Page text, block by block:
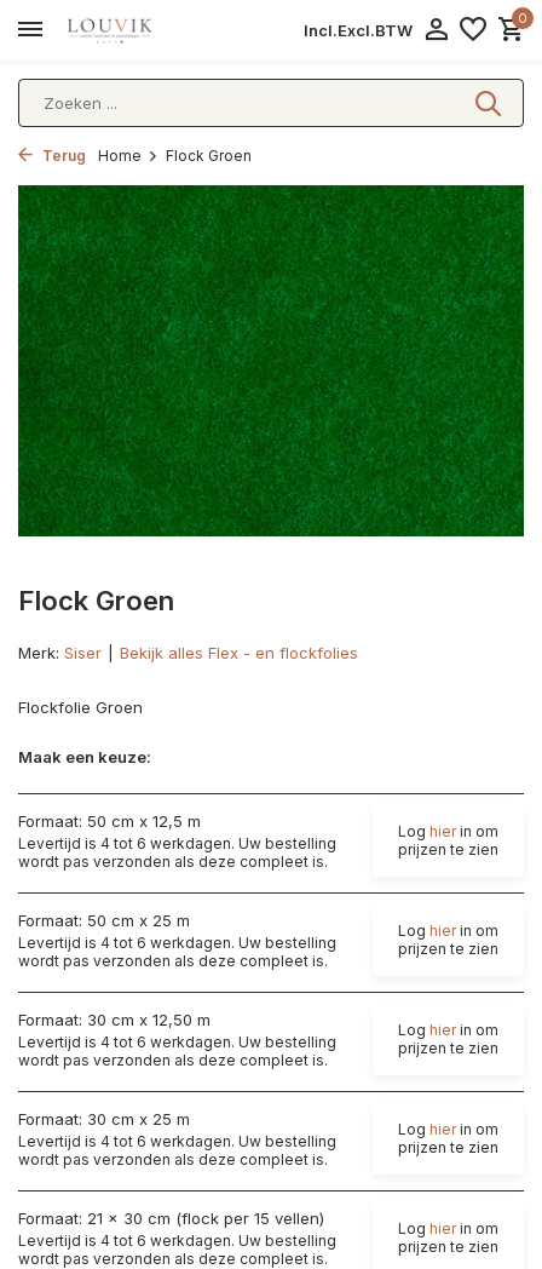
Incl.Excl.BTW
0
Terug Home Flock Groen
Flock Groen
Merk: Siser Bekijk alles Flex - en flockfolies
Flockfolie Groen
Maak een keuze:
Formaat: 50 cm x 12,5 m
Levertijd is 4 tot 6 werkdagen. Uw bestelling
wordt pas verzonden als deze compleet is.
Log hierin om
prijzen te zien
Formaat: 50 cm x 25 m
Levertijd is 4 tot 6 werkdagen. Uw bestelling
wordt pas verzonden als deze compleet is.
Log hierin om
prijzen te zien
Formaat: 30 cm x 12,50 m
Levertijd is 4 tot 6 werkdagen. Uw bestelling
wordt pas verzonden als deze compleet is.
Log hierin om
prijzen te zien
Formaat: 30 cm x 25 m
Levertijd is 4 tot 6 werkdagen. Uw bestelling
wordt pas verzonden als deze compleet is.
Log hierin om
prijzen te zien
Formaat: 21 x 30 cm (flock per 15 vellen)
Levertijd is 4 tot 6 werkdagen. Uw bestelling
wordt pas verzonden als deze compleet is.
Log hierin om
prijzen te zien